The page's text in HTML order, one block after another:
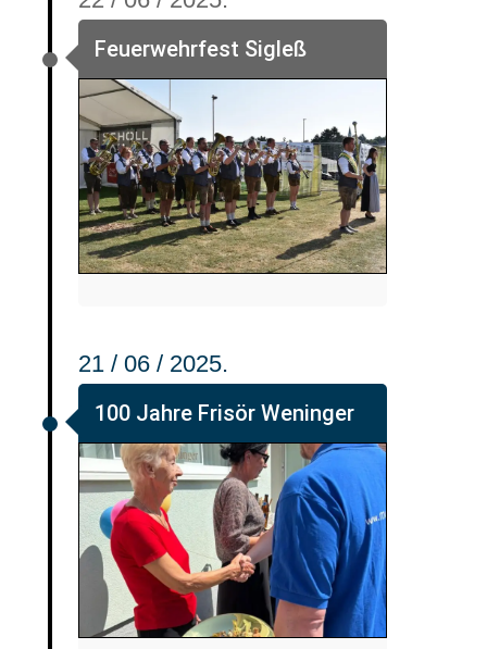
Feuerwehrfest Sigleß
21 / 06 / 2025.
100 Jahre Frisör Weninger